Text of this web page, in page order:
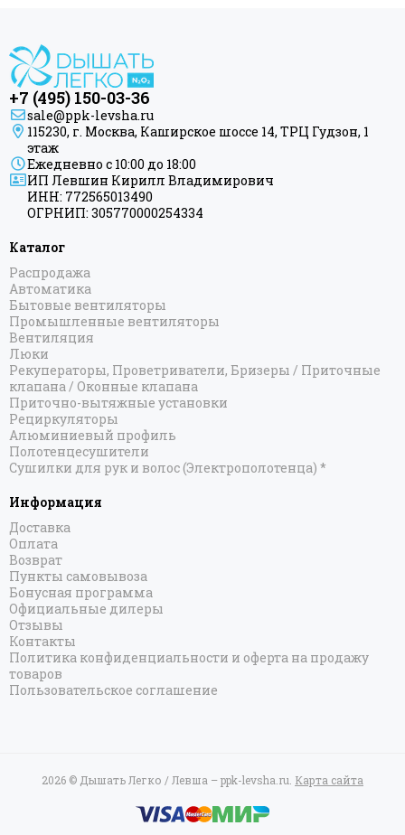
+7 (495) 150-03-36
sale@ppk-levsha.ru
115230, г. Москва, Каширское шоссе 14, ТРЦ Гудзон, 1
этаж
Ежедневно с 10:00 до 18:00
ИП Левшин Кирилл Владимирович
ИНН: 772565013490
ОГРНИП: 305770000254334
Каталог
Распродажа
Автоматика
Бытовые вентиляторы
Промышленные вентиляторы
Вентиляция
Люки
Рекуператоры, Проветриватели, Бризеры / Приточные
клапана / Оконные клапана
Приточно-вытяжные установки
Рециркуляторы
Алюминиевый профиль
Полотенцесушители
Сушилки для рук и волос (Электрополотенца) *
Информация
Доставка
Оплата
Возврат
Пункты самовывоза
Бонусная программа
Официальные дилеры
Отзывы
Контакты
Политика конфиденциальности и оферта на продажу
товаров
Пользовательское соглашение
2026 © Дышать Легко / Левша – ppk-levsha.ru. Карта сайта